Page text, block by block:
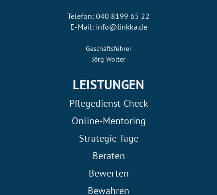
Telefon: 040 8199 65 22
E-Mail: info@linkka.de
Geschäftsführer
Jörg Wolter
LEISTUNGEN
Pflegedienst-Check
Online-Mentoring
Strategie-Tage
Beraten
Bewerten
Bewahren